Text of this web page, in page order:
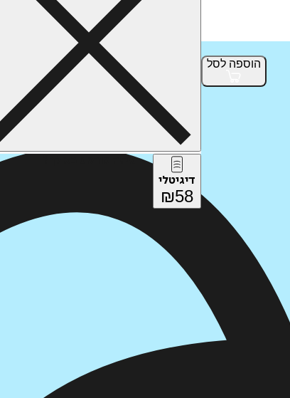
הוספה לסל
איזה פורמט בא לך?
דיגיטלי
₪58